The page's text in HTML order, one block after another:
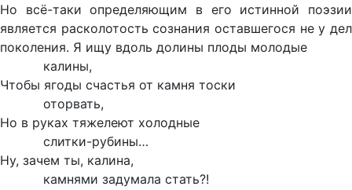
Но всё-таки определяющим в его истинной поэзии
является расколотость сознания оставшегося не у дел
поколения. Я ищу вдоль долины плоды молодые
калины,
Чтобы ягоды счастья от камня тоски
оторвать,
Но в руках тяжелеют холодные
слитки-рубины…
Ну, зачем ты, калина,
камнями задумала стать?!